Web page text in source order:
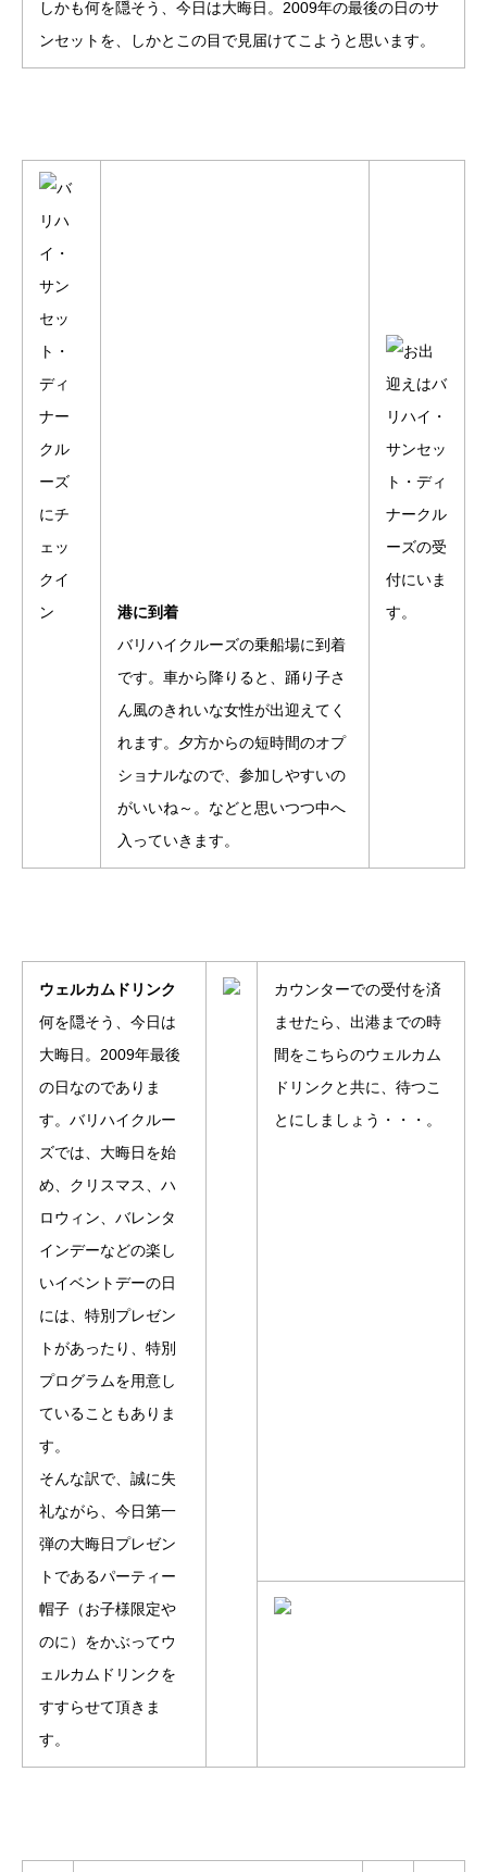
しかも何を隠そう、今日は大晦日。2009年の最後の日のサ
ンセットを、しかとこの目で見届けてこようと思います。
港に到着
バリハイクルーズの乗船場に到着
です。車から降りると、踊り子さ
ん風のきれいな女性が出迎えてく
れます。夕方からの短時間のオプ
ショナルなので、参加しやすいの
がいいね～。などと思いつつ中へ
入っていきます。
ウェルカムドリンク
何を隠そう、今日は
大晦日。2009年最後
の日なのでありま
す。バリハイクルー
ズでは、大晦日を始
め、クリスマス、ハ
ロウィン、バレンタ
インデーなどの楽し
いイベントデーの日
には、特別プレゼン
トがあったり、特別
プログラムを用意し
ていることもありま
す。
そんな訳で、誠に失
礼ながら、今日第一
弾の大晦日プレゼン
トであるパーティー
帽子（お子様限定や
のに）をかぶってウ
ェルカムドリンクを
すすらせて頂きま
す。
カウンターでの受付を済
ませたら、出港までの時
間をこちらのウェルカム
ドリンクと共に、待つこ
とにしましょう・・・。